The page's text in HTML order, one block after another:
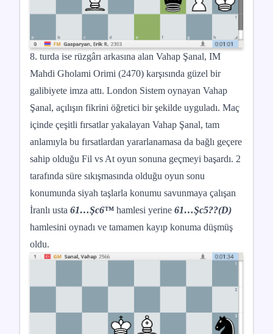
8. turda ise rüzgârı arkasına alan Vahap Şanal, IM
Mahdi Gholami Orimi (2470) karşısında güzel bir
galibiyete imza attı. London Sistem oynayan Vahap
Şanal, açılışın fikrini öğretici bir şekilde uyguladı. Maç
içinde çeşitli fırsatlar yakalayan Vahap Şanal, tam
anlamıyla bu fırsatlardan yararlanamasa da bağlı geçere
sahip olduğu Fil vs At oyun sonuna geçmeyi başardı. 2
tarafında süre sıkışmasında olduğu oyun sonu
konumunda siyah taşlarla konumu savunmaya çalışan
İranlı usta 61…Şc6™ hamlesi yerine 61…Şc5??(D)
hamlesini oynadı ve tamamen kayıp konuma düşmüş
oldu.